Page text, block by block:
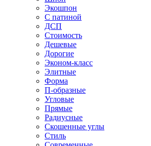
Экошпон
С патиной
ДСП
Стоимость
Дешевые
Дорогие
Эконом-класс
Элитные
Форма
П-образные
Угловые
Прямые
Радиусные
Скошенные углы
Стиль